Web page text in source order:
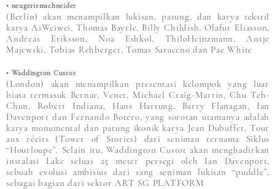
• neugeriemschneider
(Berlin) akan menampilkan lukisan, patung, dan karya tekstil
karya AiWeiwei, Thomas Bayrle, Billy Childish, Olafur Eliasson,
Andreas Eriksson, Noa Eshkol, ThiloHeinzmann, Antje
Majewski, Tobias Rehberger, Tomas Saraceno dan Pae White
• Waddington Custot
(London) akan menampilkan presentasi kelompok yang luar
biasa termasuk Bernar, Venet, Michael Craig-Martin, Chu Teh-
Chun, Robert Indiana, Hans Hartung, Barry Flanagan, Ian
Davenport dan Fernando Botero, yang sorotan utamanya adalah
karya monumental dan patung ikonik karya Jean Dubuffet, Tour
aux récits (Tower of Stories) dari seniman ternama Siklus
“Hourloupe”. Selain itu, Waddington Custot akan menghadirkan
instalasi Lake seluas 25 meter persegi oleh Ian Davenport,
sebuah evolusi ambisius dari sang seniman lukisan “puddle”,
sebagai bagian dari sektor ART SG PLATFORM